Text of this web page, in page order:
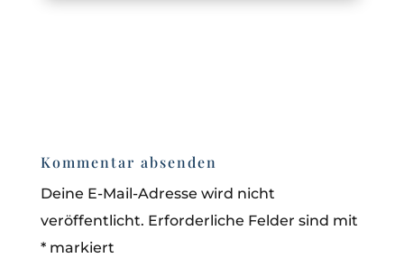
Kommentar absenden
Deine E-Mail-Adresse wird nicht
veröffentlicht. Erforderliche Felder sind mit
*markiert